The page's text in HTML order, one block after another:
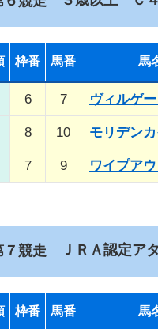
枠番 馬番 馬
6 7 ヴィルゲー
8 10 モリデン
7 9 ワイプアウ
７競走 ＪＲＡ認定ア
枠番 馬番 馬